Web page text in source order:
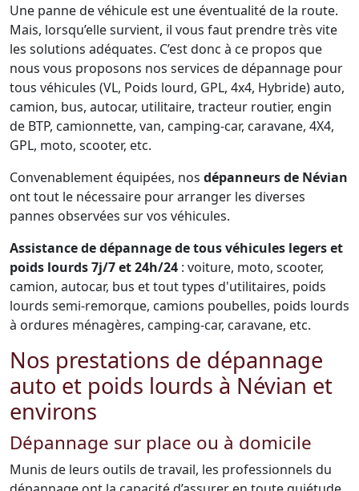
Une panne de véhicule est une éventualité de la route.
Mais, lorsqu’elle survient, il vous faut prendre très vite
les solutions adéquates. C’est donc à ce propos que
nous vous proposons nos services de dépannage pour
tous véhicules (VL, Poids lourd, GPL, 4x4, Hybride) auto,
camion, bus, autocar, utilitaire, tracteur routier, engin
de BTP, camionnette, van, camping-car, caravane, 4X4,
GPL, moto, scooter, etc.
Convenablement équipées, nos dépanneurs de Névian
ont tout le nécessaire pour arranger les diverses
pannes observées sur vos véhicules.
Assistance de dépannage de tous véhicules legers et
poids lourds 7j/7 et 24h/24 : voiture, moto, scooter,
camion, autocar, bus et tout types d'utilitaires, poids
lourds semi-remorque, camions poubelles, poids lourds
à ordures ménagères, camping-car, caravane, etc.
Nos prestations de dépannage
auto et poids lourds à Névian et
environs
Dépannage sur place ou à domicile
Munis de leurs outils de travail, les professionnels du